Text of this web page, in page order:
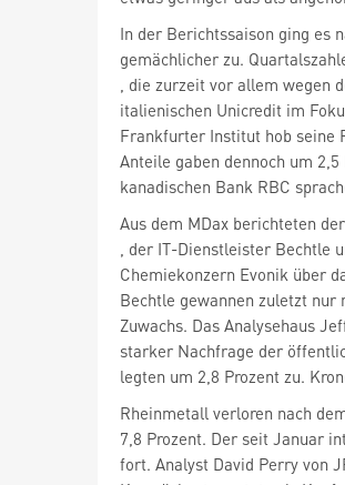
In der Berichtssaison ging es
, die zurzeit vor allem wegen
italienischen Unicredit im
Frankfurter Institut hob seine
Anteile gaben dennoch um
kanadischen Bank RBC
, der IT-Dienstleister Bechtle
Chemiekonzern Evonik über
Bechtle gewannen zuletzt nur
Zuwachs. Das Analysehaus
starker Nachfrage der
legten um 2,8 Prozent zu.
Rheinmetall verloren nach
7,8 Prozent. Der seit Januar
fort. Analyst David Perry von